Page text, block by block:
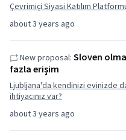
about 3 years ago
Çevrimiçi Siyasi Katılım
about 3 years ago
New proposal: Sloven
fazla erişim
Ljubljana'da kendinizi evinizde
ihtiyacınız var?